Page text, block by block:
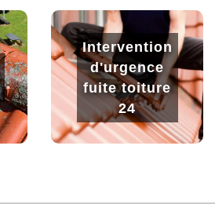
Intervention
d'urgence
fuite toiture
24